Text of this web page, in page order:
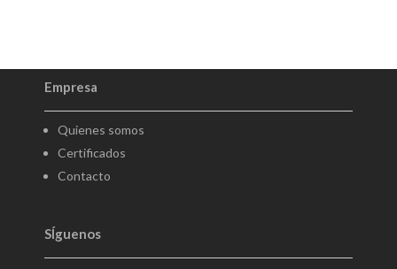
Empresa
Quienes somos
Certificados
Contacto
SÍguenos